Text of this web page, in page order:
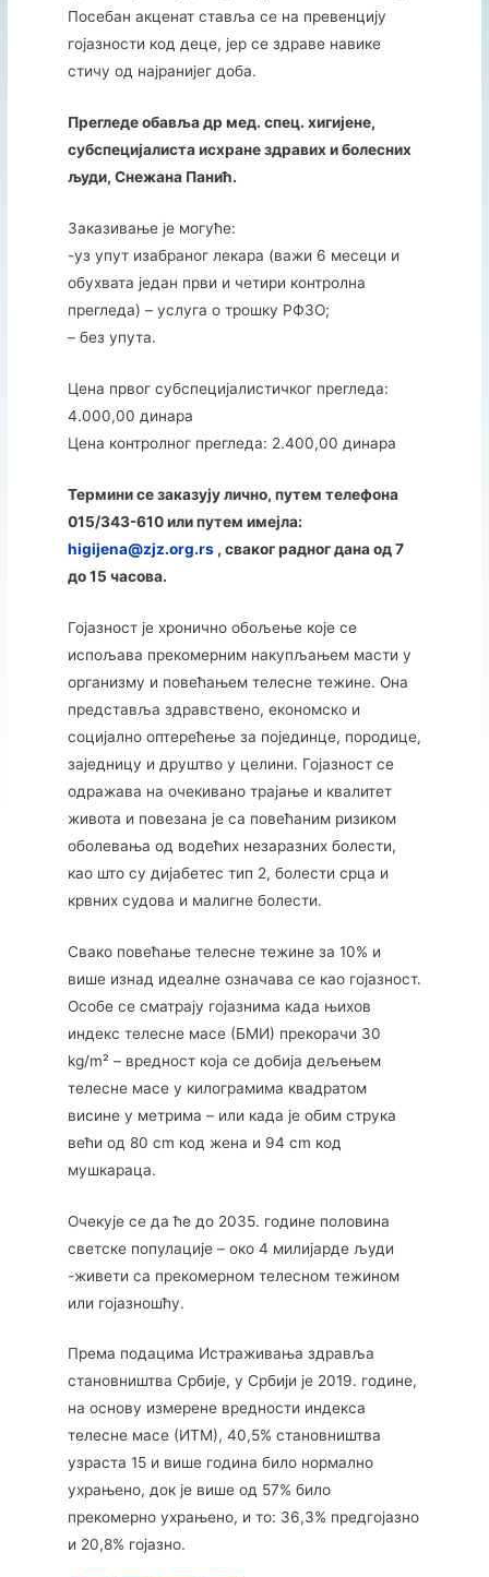
Посебан акценат ставља се на превенцију
гојазности код деце, јер се здраве навике
стичу од најранијег доба.
Прегледе обавља др мед. спец. хигијене,
субспецијалиста исхране здравих и болесних
људи, Снежана Панић.
Заказивање је могуће:
-уз упут изабраног лекара (важи 6 месеци и
обухвата један први и четири контролна
прегледа) – услуга о трошку РФЗО;
– без упута.
Цена првог субспецијалистичког прегледа:
4.000,00 динара
Цена контролног прегледа: 2.400,00 динара
Термини се заказују лично, путем телефона
015/343-610 или путем имејла:
higijena@zjz.org.rs, сваког радног дана од 7
до 15 часова.
Гојазност је хронично обољење које се
испољава прекомерним накупљањем масти у
организму и повећањем телесне тежине. Она
представља здравствено, економско и
социјално оптерећење за појединце, породице,
заједницу и друштво у целини. Гојазност се
одражава на очекивано трајање и квалитет
живота и повезана је са повећаним ризиком
оболевања од водећих незаразних болести,
као што су дијабетес тип 2, болести срца и
крвних судова и малигне болести.
Свако повећање телесне тежине за 10% и
више изнад идеалне означава се као гојазност.
Особе се сматрају гојазнима када њихов
индекс телесне масе (БМИ) прекорачи 30
kg/m² – вредност која се добија дељењем
телесне масе у килограмима квадратом
висине у метрима – или када је обим струка
већи од 80 cm код жена и 94 cm код
мушкараца.
Очекује се да ће до 2035. године половина
светске популације – око 4 милијарде људи
-живети са прекомерном телесном тежином
или гојазношћу.
Према подацима Истраживања здравља
становништва Србије, у Србији је 2019. године,
на основу измерене вредности индекса
телесне масе (ИТМ), 40,5% становништва
узраста 15 и више година било нормално
ухрањено, док је више од 57% било
прекомерно ухрањено, и то: 36,3% предгојазно
и 20,8% гојазно.